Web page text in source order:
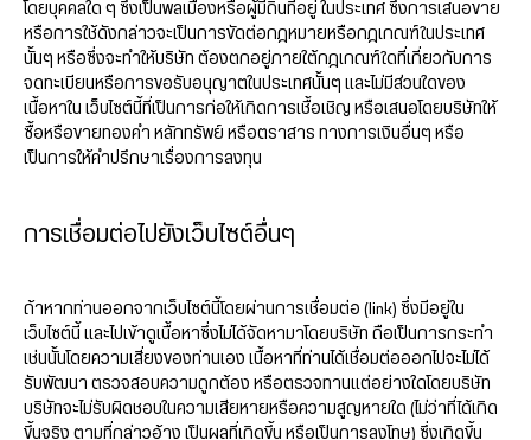
โดยบุคคลใด ๆ ซึ่งเป็นพลเมืองหรือผู้มีถิ่นที่อยู่ ในประเทศ ซึ่งการเสนอขาย
หรือการใช้ดังกล่าวจะเป็นการขัดต่อกฎหมายหรือกฎเกณฑ์ในประเทศ
นั้นๆ หรือซึ่งจะทำให้บริษัท ต้องตกอยู่ภายใต้กฎเกณฑ์ใดที่เกี่ยวกับการ
จดทะเบียนหรือการขอรับอนุญาตในประเทศนั้นๆ และไม่มีส่วนใดของ
เนื้อหาใน เว็บไซต์นี้ที่เป็นการก่อให้เกิดการเชื้อเชิญ หรือเสนอโดยบริษัทให้
ซื้อหรือขายทองคำ หลักทรัพย์ หรือตราสาร ทางการเงินอื่นๆ หรือ
เป็นการให้คำปรึกษาเรื่องการลงทุน
การเชื่อมต่อไปยังเว็บไซต์อื่นๆ
ถ้าหากท่านออกจากเว็บไซต์นี้โดยผ่านการเชื่อมต่อ (link) ซึ่งมีอยู่ใน
เว็บไซต์นี้ และไปเข้าดูเนื้อหาซึ่งไม่ได้จัดหามาโดยบริษัท ถือเป็นการกระทำ
เช่นนั้นโดยความเสี่ยงของท่านเอง เนื้อหาที่ท่านได้เชื่อมต่อออกไปจะไม่ได้
รับพัฒนา ตรวจสอบความถูกต้อง หรือตรวจทานแต่อย่างใดโดยบริษัท
บริษัทจะไม่รับผิดชอบในความเสียหายหรือความสูญหายใด (ไม่ว่าที่ได้เกิด
ขึ้นจริง ตามที่กล่าวอ้าง เป็นผลที่เกิดขึ้น หรือเป็นการลงโทษ) ซึ่งเกิดขึ้น